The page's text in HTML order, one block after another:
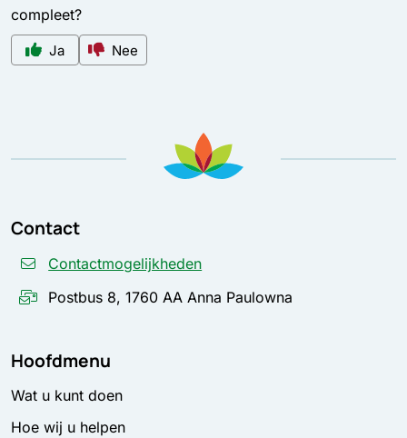
compleet?
Ja Nee
Contact
Contactmogelijkheden
Postbus 8, 1760 AA Anna Paulowna
Hoofdmenu
Wat u kunt doen
Hoe wij u helpen